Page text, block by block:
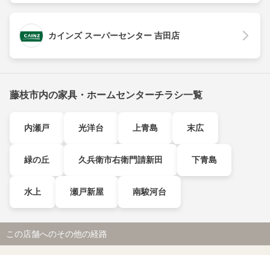
カインズ スーパーセンター 吉田店
藤枝市内の家具・ホームセンターチラシ一覧
内瀬戸 光洋台 上青島 末広
緑の丘 久兵衛市右衛門請新田 下青島
水上 瀬戸新屋 南駿河台
この店舗へのその他の経路